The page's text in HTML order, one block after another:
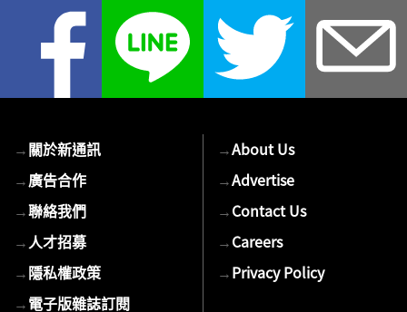
→關於新通訊
→廣告合作
→聯絡我們
→人才招募
→隱私權政策
→電子版雜誌訂閱
→About Us
→Advertise
→Contact Us
→Careers
→Privacy Policy